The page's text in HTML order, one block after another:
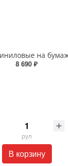
8 690 ₽
рул
В корзину